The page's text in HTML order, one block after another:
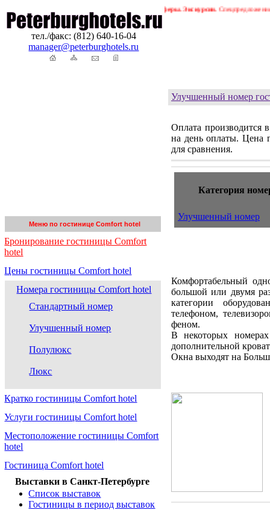
тел./факс: (812) 640-16-04
manager@peterburghotels.ru
Бронирование гостиниц в Петербурге. Трансферы. Экскурсии.Спецпредложения ! !
Меню по гостинице Comfort hotel
Бронирование гостиницы Comfort
hotel
Цены гостиницы Comfort hotel
Номера гостиницы Comfort hotel
Стандартный номер
Улучшенный номер
Полулюкс
Люкс
Кратко гостиницы Comfort hotel
Услуги гостиницы Comfort hotel
Местоположение гостиницы Comfort
hotel
Гостиница Comfort hotel
Выставки в Санкт-Петербурге
Список выставок
Гостиницы в период выставок
Улучшенный номер
Оплата производится
на день оплаты. Цена
для сравнения.
Категория
Улучшенный номер
Комфортабельный
большой или двумя
категории
телефоном,
феном.
В некоторых
дополнительной
Окна выходят на